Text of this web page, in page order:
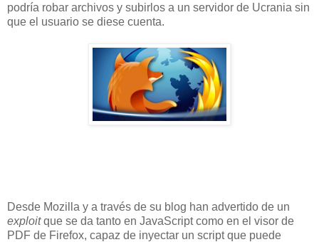
podría robar archivos y subirlos a un servidor de Ucrania sin
que el usuario se diese cuenta.
Desde Mozilla y a través de su blog han advertido de un
exploitque se da tanto en JavaScript como en el visor de
PDF de Firefox, capaz de inyectar un script que puede